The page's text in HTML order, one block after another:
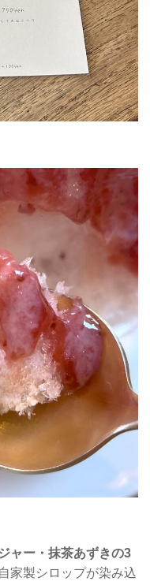
ャー・抹茶あずきの3
家製シロップが染み込